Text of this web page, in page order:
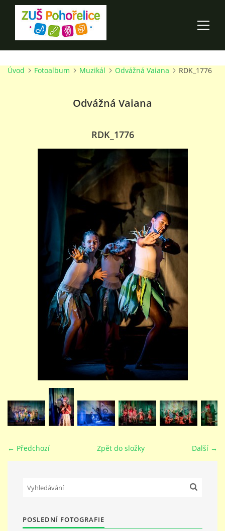
ÚVOD
100 LET ZUŠ POHOŘELICE
STUDIJNÍ OBORY
VIDEA - FILMOVÁ TVORBA
PEDAGOGICKÝ SBOR
DOKUMENTY / KE STAŽENÍ
KURZY
Úvod Fotoalbum Muzikál Odvážná Vaiana RDK_1776
Odvážná Vaiana
RDK_1776
← Předchozí Další →
Zpět do složky
POSLEDNÍ FOTOGRAFIE